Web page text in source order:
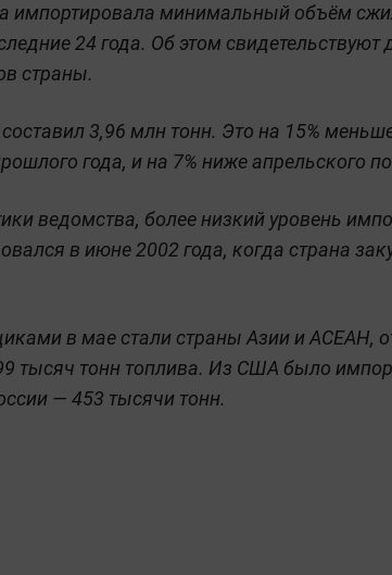
импортировала минимальный объём
24 года. Об этом свидетельствуют
страны.
3,96 млн тонн. Это на 15%
года, и на 7% ниже апрельского
ведомства, более низкий уровень
в июне 2002 года, когда страна
в мае стали страны Азии и АСЕАН,
тысяч тонн топлива. Из США было
— 453 тысячи тонн.